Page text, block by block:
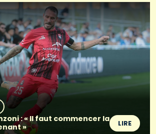
: « Il faut commencer la
»
LIRE